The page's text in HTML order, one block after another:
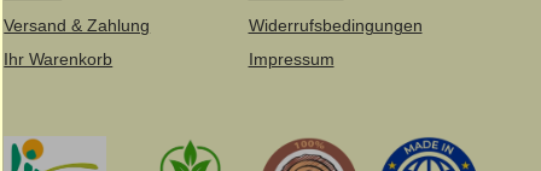
Versand & Zahlung
Ihr Warenkorb
Widerrufsbedingungen
Impressum